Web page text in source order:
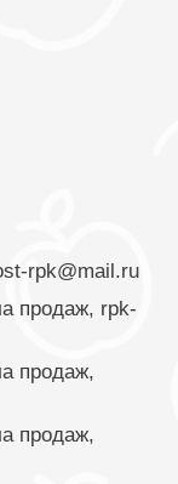
rpk@mail.ru
продаж, rpk-
продаж,
продаж,